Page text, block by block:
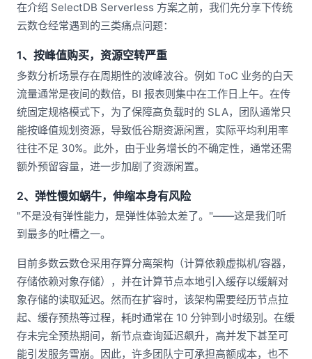
在介绍 SelectDB Serverless 方案之前，我们先分享下传统
云数仓经常遇到的三类痛点问题：
1、按峰值购买，资源空转严重
多数分析场景存在周期性的波峰波谷。例如 ToC 业务的白天
流量通常是夜间的数倍，BI 报表则集中在工作日上午。在传
统固定规格模式下，为了保障高负载时的 SLA，团队通常只
能按峰值规划资源，导致低谷期资源闲置，实际平均利用率
往往不足 30%。此外，由于业务增长的不确定性，通常还需
额外预留容量，进一步加剧了资源闲置。
2、弹性慢如蜗牛，伸缩本身有风险
"不是没有弹性能力，是弹性体验太差了。"——这是我们听
到最多的吐槽之一。
目前多数云数仓采用存算分离架构（计算依赖虚拟机/容器，
存储依赖对象存储），并在计算节点本地引入缓存以缓解对
象存储的读取延迟。然而在扩容时，该架构需要经历节点拉
起、缓存预热等过程，耗时通常在 10 分钟到小时级别。在缓
存未完全预热期间，新节点查询延迟飙升，高并发下甚至可
能引发服务雪崩。因此，许多团队宁可承担高额成本，也不